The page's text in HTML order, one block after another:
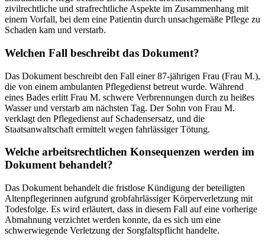
zivilrechtliche und strafrechtliche Aspekte im Zusammenhang mit
einem Vorfall, bei dem eine Patientin durch unsachgemäße Pflege zu
Schaden kam und verstarb.
Welchen Fall beschreibt das Dokument?
Das Dokument beschreibt den Fall einer 87-jährigen Frau (Frau M.),
die von einem ambulanten Pflegedienst betreut wurde. Während
eines Bades erlitt Frau M. schwere Verbrennungen durch zu heißes
Wasser und verstarb am nächsten Tag. Der Sohn von Frau M.
verklagt den Pflegedienst auf Schadensersatz, und die
Staatsanwaltschaft ermittelt wegen fahrlässiger Tötung.
Welche arbeitsrechtlichen Konsequenzen werden im
Dokument behandelt?
Das Dokument behandelt die fristlose Kündigung der beteiligten
Altenpflegerinnen aufgrund grobfahrlässiger Körperverletzung mit
Todesfolge. Es wird erläutert, dass in diesem Fall auf eine vorherige
Abmahnung verzichtet werden konnte, da es sich um eine
schwerwiegende Verletzung der Sorgfaltspflicht handelte.